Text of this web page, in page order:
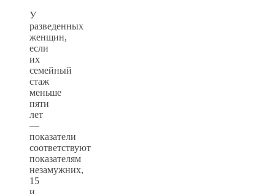
У
разведенных
женщин,
если
их
семейный
стаж
меньше
пяти
лет
—
показатели
соответствуют
показателям
незамужних,
15
и